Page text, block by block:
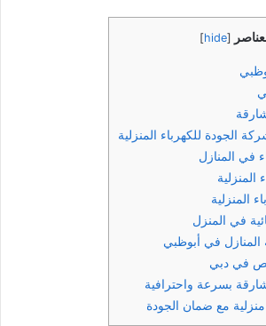
[
hide
]
الجودة للكهرباء المنزلية
في المنازل
المنزلية
في المنزل
المنازل في أبوظبي
في دبي
بسرعة واحترافية
مع ضمان الجودة